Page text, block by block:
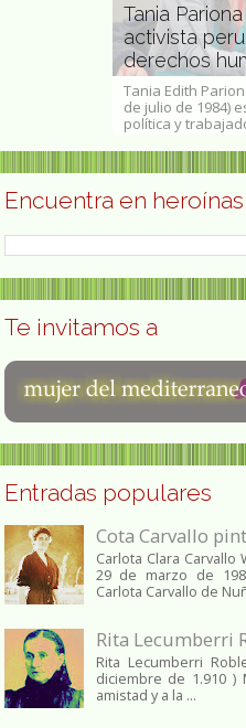
Tania
activista
derechos
Tania Edith
de julio de 1984)
política y
Encuentra en heroínas
Te invitamos a
Entradas populares
Cota Carvallo
Carlota Clara
29 de marzo de
Carlota Carvallo de
Rita Lecumberri
Rita Lecumberri
diciembre de 1.910 )
amistad y a la ...